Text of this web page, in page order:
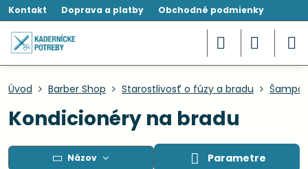
Kontakt Doprava a platby Obchodné podmienky
Úvod Barber Shop Starostlivosť o fúzy a bradu
Kondicionéry na bradu
Názov Parametre